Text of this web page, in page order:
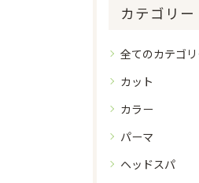
カテゴリー
全てのカテゴ
カット
カラー
パーマ
ヘッドスパ